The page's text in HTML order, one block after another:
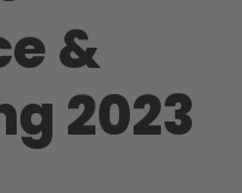
&
2023